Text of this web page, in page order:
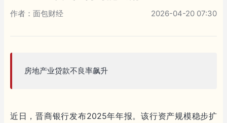
作者：面包财经 2026-04-20 07:30
房地产业贷款不良率飙升
近日，晋商银行发布2025年年报。该行资产规模稳步扩